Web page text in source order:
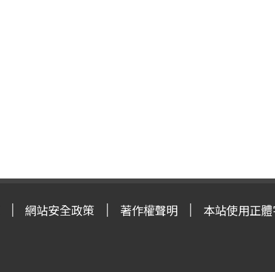
網站安全政策 著作權聲明 本站使用正